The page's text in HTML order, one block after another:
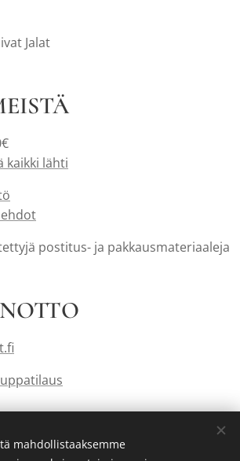
Jalat
kaikki lähti
postitus- ja pakkausmateriaaleja
mahdollistaaksemme